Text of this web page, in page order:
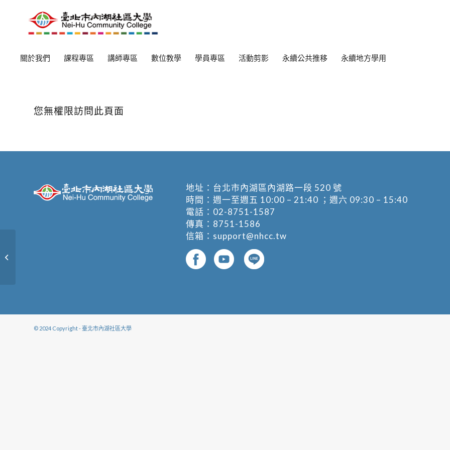
關於我們 課程專區 講師專區 數位教學 學員專區 活動剪影 永續公共推移 永續地方學用
您無權限訪問此頁面
地址： 台北市內湖區內湖路一段 520 號
時間：週一至週五 10:00 – 21:40 ；週六 09:30 – 15:40
電話： 02-8751-1587
傳真：8751-1586
信箱： support@nhcc.tw
© 2024 Copyright - 臺北市內湖社區大學